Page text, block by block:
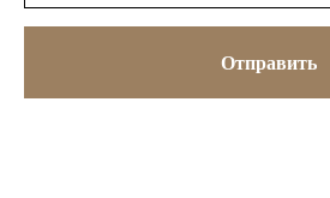
Отправить